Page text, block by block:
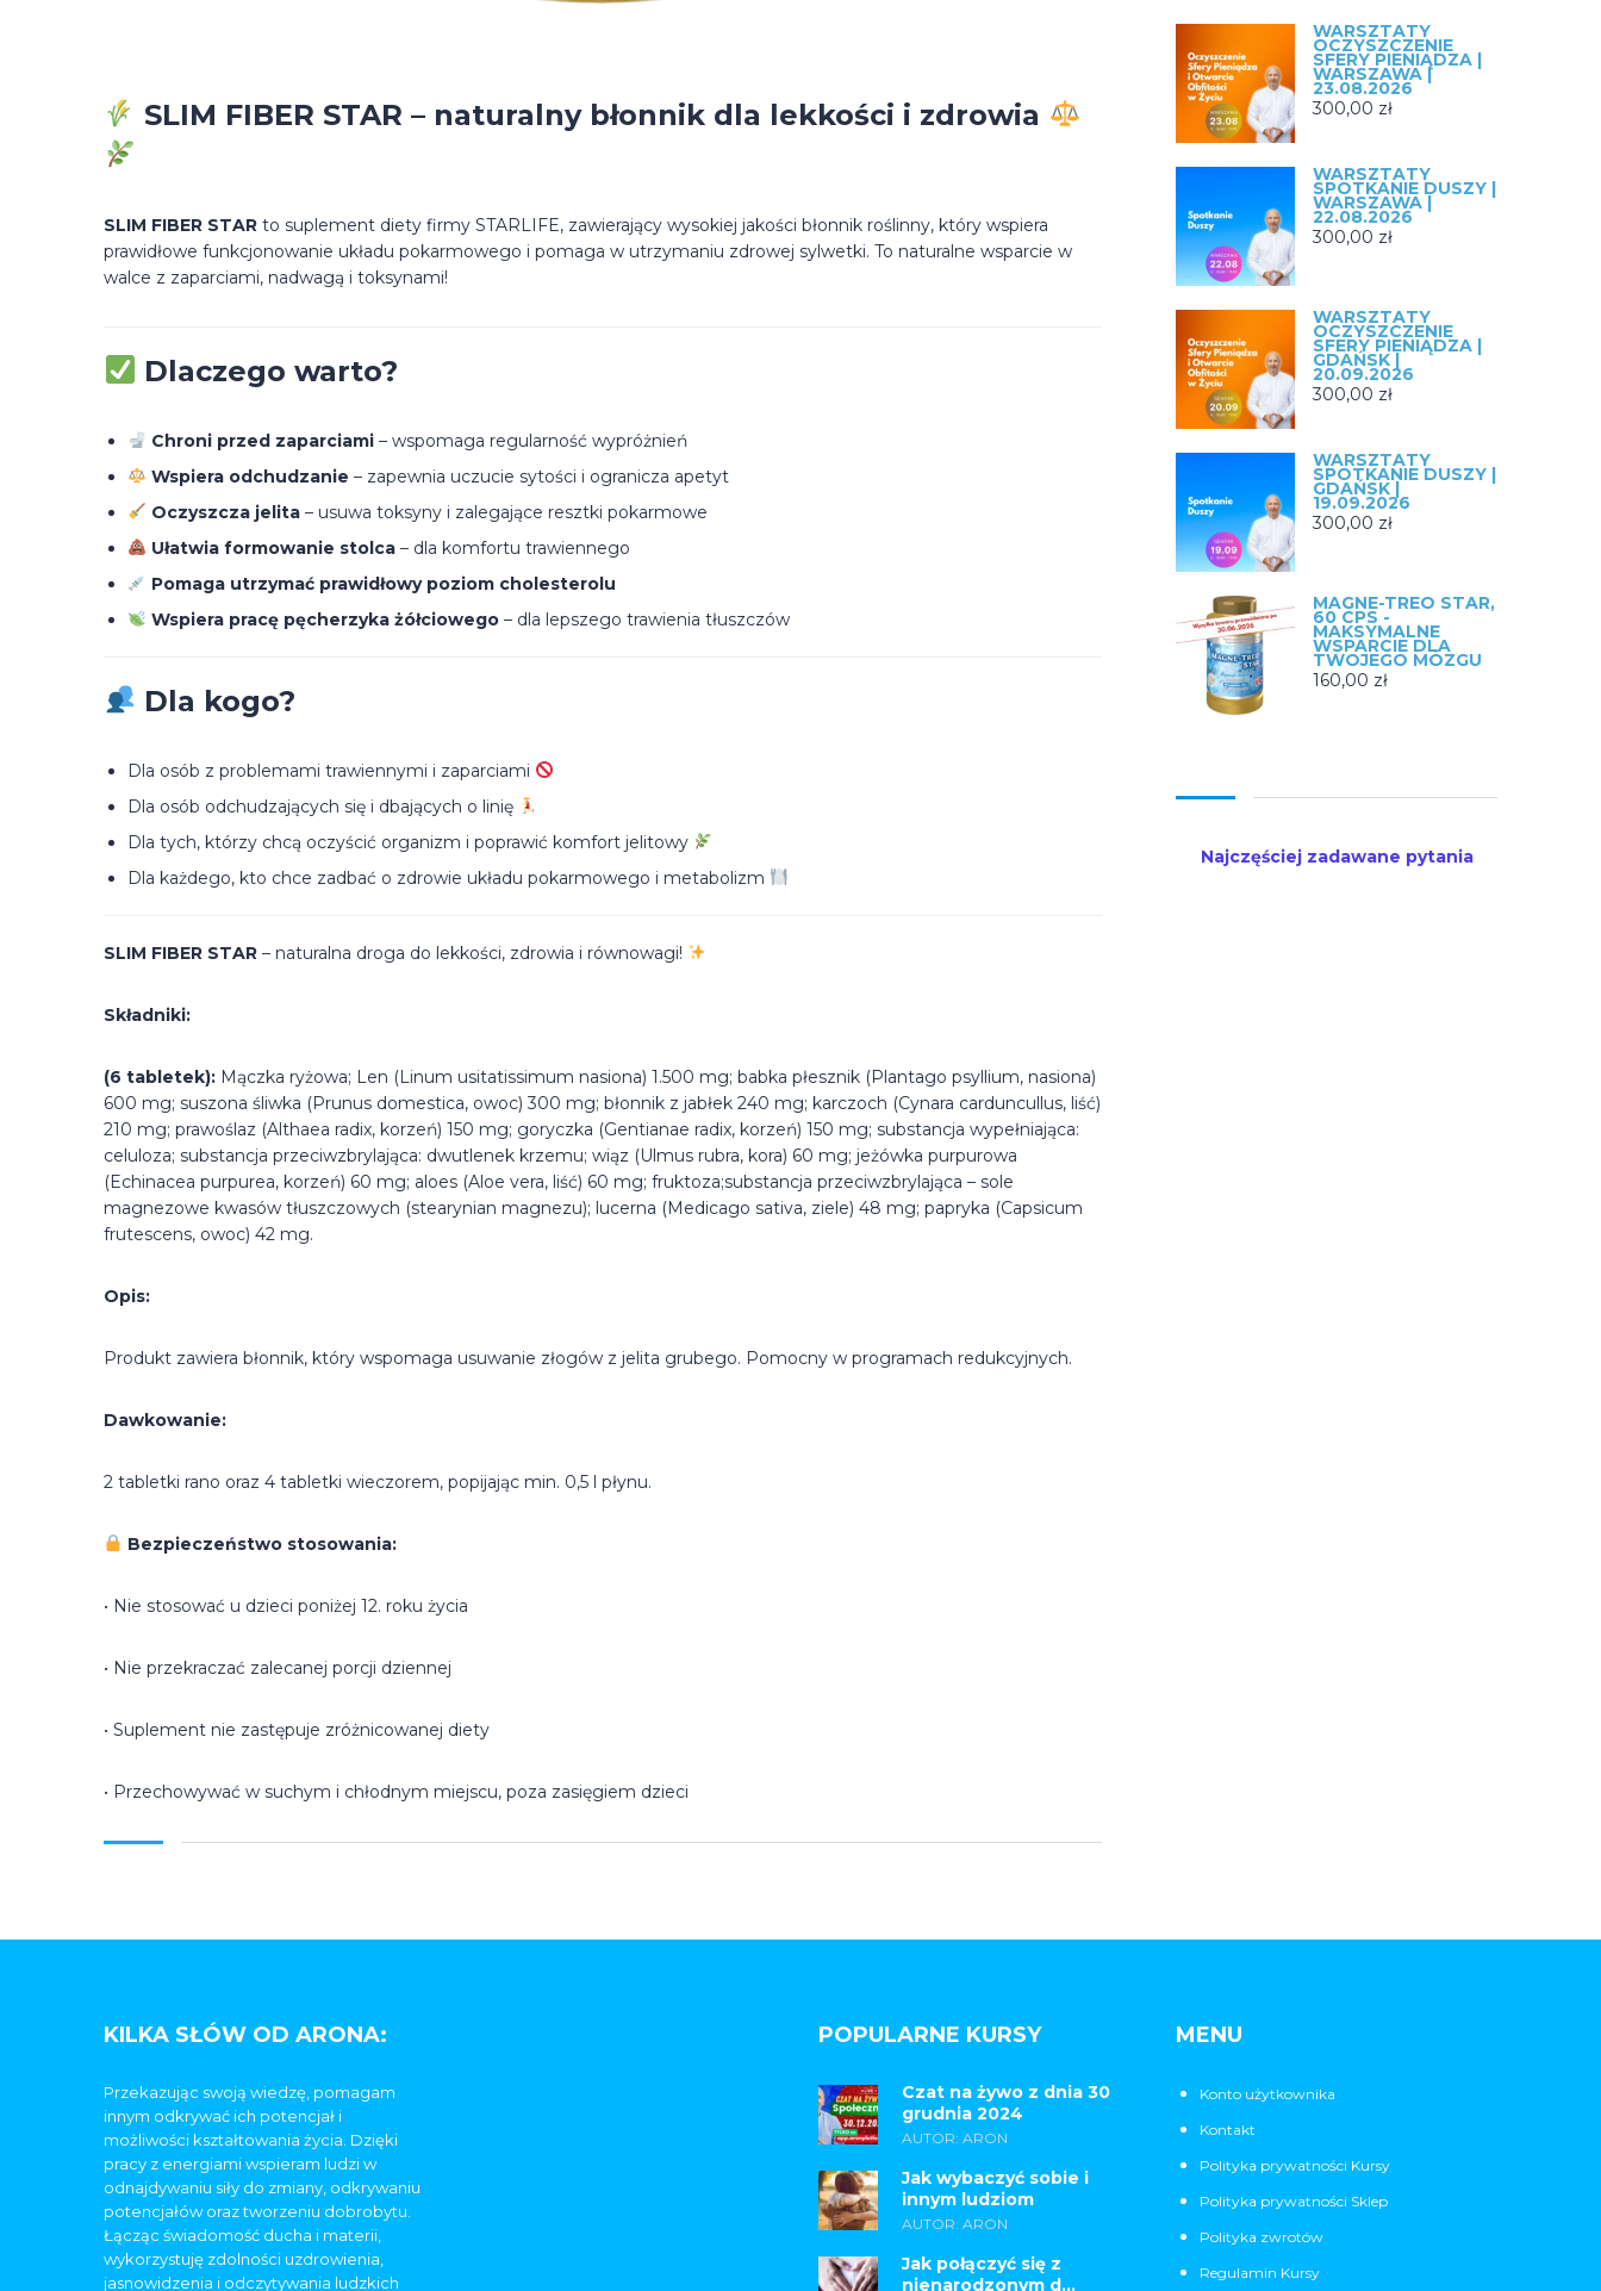
SLIM FIBER STAR – naturalny błonnik dla lekkości i zdrowia
SLIM FIBER STAR to suplement diety firmy STARLIFE, zawierający wysokiej jakości błonnik roślinny, który wspiera
prawidłowe funkcjonowanie układu pokarmowego i pomaga w utrzymaniu zdrowej sylwetki. To naturalne wsparcie w
walce z zaparciami, nadwagą i toksynami!
Dlaczego warto?
Chroni przed zaparciami– wspomaga regularność wypróżnień
Wspiera odchudzanie – zapewnia uczucie sytości i ogranicza apetyt
Oczyszcza jelita– usuwa toksyny i zalegające resztki pokarmowe
Ułatwia formowanie stolca– dla komfortu trawiennego
Pomaga utrzymać prawidłowy poziom cholesterolu
Wspiera pracę pęcherzyka żółciowego– dla lepszego trawienia tłuszczów
Dla kogo?
Dla osób z problemami trawiennymi i zaparciami
Dla osób odchudzających się i dbających o linię
Dla tych, którzy chcą oczyścić organizm i poprawić komfort jelitowy
Dla każdego, kto chce zadbać o zdrowie układu pokarmowego i metabolizm
SLIM FIBER STAR – naturalna droga do lekkości, zdrowia i równowagi!
Składniki:
(6 tabletek): Mączka ryżowa; Len (Linum usitatissimum nasiona) 1.500 mg; babka płesznik (Plantago psyllium, nasiona)
600 mg; suszona śliwka (Prunus domestica, owoc) 300 mg; błonnik z jabłek 240 mg; karczoch (Cynara carduncullus, liść)
210 mg; prawoślaz (Althaea radix, korzeń) 150 mg; goryczka (Gentianae radix, korzeń) 150 mg; substancja wypełniająca:
celuloza; substancja przeciwzbrylająca: dwutlenek krzemu; wiąz (Ulmus rubra, kora) 60 mg; jeżówka purpurowa
(Echinacea purpurea, korzeń) 60 mg; aloes (Aloe vera, liść) 60 mg; fruktoza;substancja przeciwzbrylająca – sole
magnezowe kwasów tłuszczowych (stearynian magnezu); lucerna (Medicago sativa, ziele) 48 mg; papryka (Capsicum
frutescens, owoc) 42 mg.
Opis:
Produkt zawiera błonnik, który wspomaga usuwanie złogów z jelita grubego. Pomocny w programach redukcyjnych.
Dawkowanie:
2 tabletki rano oraz 4 tabletki wieczorem, popijając min. 0,5 l płynu.
Bezpieczeństwo stosowania:
• Nie stosować u dzieci poniżej 12. roku życia
• Nie przekraczać zalecanej porcji dziennej
• Suplement nie zastępuje zróżnicowanej diety
• Przechowywać w suchym i chłodnym miejscu, poza zasięgiem dzieci
WARSZTATY
OCZYSZCZENIE
SFERY PIENIĄDZA |
WARSZAWA |
23.08.2026
300,00 zł
WARSZTATY
SPOTKANIE DUSZY |
WARSZAWA |
22.08.2026
300,00 zł
WARSZTATY
OCZYSZCZENIE
SFERY PIENIĄDZA |
GDAŃSK |
20.09.2026
300,00 zł
WARSZTATY
SPOTKANIE DUSZY |
GDAŃSK |
19.09.2026
300,00 zł
MAGNE-TREO STAR,
60 CPS -
MAKSYMALNE
WSPARCIE DLA
TWOJEGO MÓZGU
160,00 zł
Najczęściej zadawane pytania
KILKA SŁÓW OD ARONA:
Przekazując swoją wiedzę, pomagam
innym odkrywać ich potencjał i
możliwości kształtowania życia. Dzięki
pracy z energiami wspieram ludzi w
odnajdywaniu siły do zmiany, odkrywaniu
potencjałów oraz tworzeniu dobrobytu.
Łącząc świadomość ducha i materii,
wykorzystuję zdolności uzdrowienia,
jasnowidzenia i odczytywania ludzkich
POPULARNE KURSY
Czat na żywo z dnia 30
grudnia 2024
AUTOR: ARON
Jak wybaczyć sobie i
innym ludziom
AUTOR: ARON
Jak połączyć się z
nienarodzonym d...
MENU
Konto użytkownika
Kontakt
Polityka prywatności Kursy
Polityka prywatności Sklep
Polityka zwrotów
Regulamin Kursy